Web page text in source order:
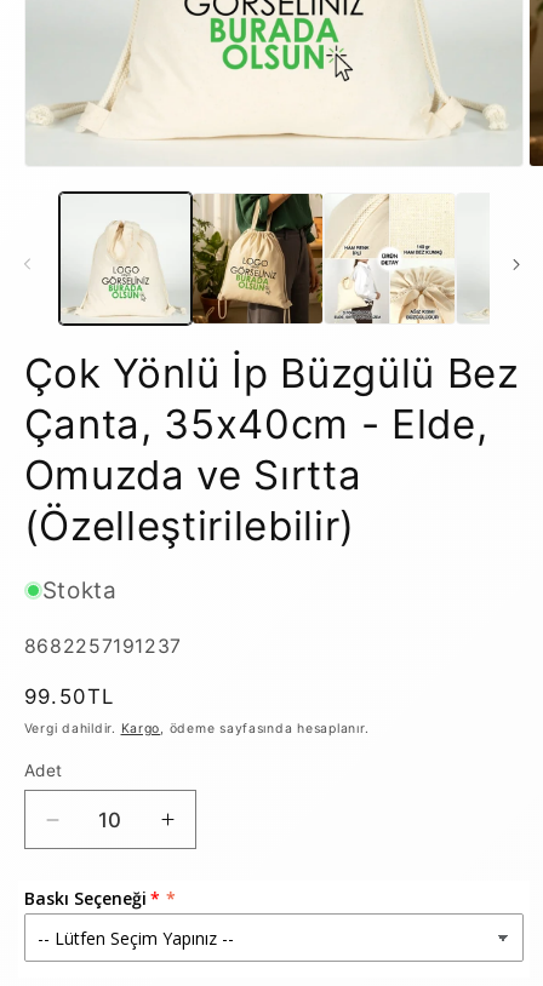
Çok Yönlü İp Büzgülü Bez
Çanta, 35x40cm - Elde,
Omuzda ve Sırtta
(Özelleştirilebilir)
Stokta
SKU:
8682257191237
Normal
fiyat
99.50TL
Vergi dahildir. Kargo, ödeme sayfasında hesaplanır.
Adet
Yönlü
Büzgülü
Bez
Çanta,
Çok
Yönlü
Büzgülü
Bez
Çanta,
Baskı Seçeneği